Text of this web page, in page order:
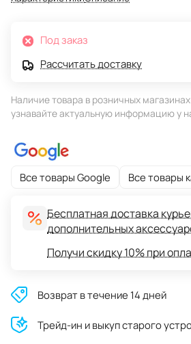
Под заказ
Рассчитать доставку
Наличие товара в розничных
узнавайте актуальную информацию у
Все товары Google Все товары
Бесплатная доставка
дополнительных
Получи скидку 10% при
Возврат в течение 14 дней
Трейд-ин и выкуп старого